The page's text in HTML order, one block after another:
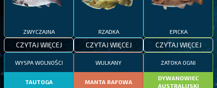
ZWYCZAJNA
CZYTAJ WIĘCEJ
RZADKA
CZYTAJ WIĘCEJ
EPICKA
CZYTAJ WIĘCEJ
WYSPA WOLNOŚCI
TAUTOGA
WULKANY
MANTA RAFOWA
ZATOKA OGNI
DYWANOWIEC
AUSTRALIJSKI